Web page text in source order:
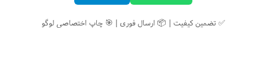
✅ تضمین کیفیت | 📦 ارسال فوری | 🎯 چاپ اختصاصی لوگو